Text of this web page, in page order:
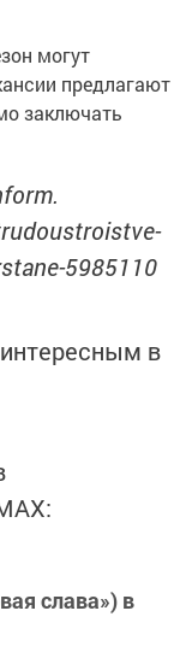
могут
предлагают
заключать
5985110
в
слава») в